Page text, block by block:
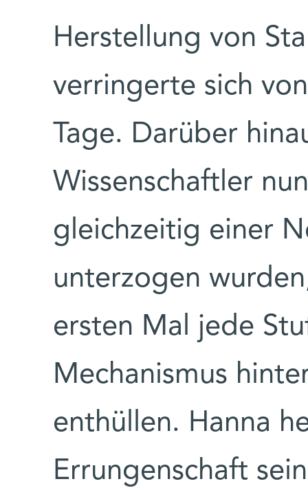
Herstellung von
verringerte sich
Tage. Darüber
Wissenschaftler
gleichzeitig einer
unterzogen
ersten Mal jede
Mechanismus
enthüllen. Hanna
Errungenschaft